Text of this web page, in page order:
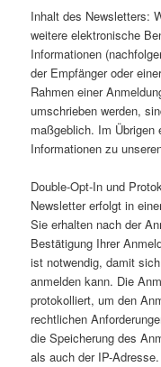
Inhalt des Newsletters:
weitere elektronische
Informationen
der Empfänger oder
Rahmen einer
umschrieben werden,
maßgeblich. Im Übrigen
Informationen zu
Double-Opt-In und
Newsletter erfolgt in
Sie erhalten nach der
Bestätigung Ihrer
ist notwendig, damit
anmelden kann. Die
protokolliert, um den
rechtlichen
die Speicherung des
als auch der IP-Adresse.